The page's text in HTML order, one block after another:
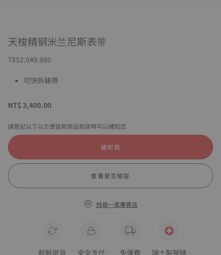
天梭精钢米兰尼斯表带
T852.049.980
可快拆錶帶
NT$ 3,400.00
請登記以下以方便這款商品到貨時可以通知您
通知我
查看是否相容
找尋一家專賣店
輕鬆退貨 安全支付 免運費 瑞士製腕錶